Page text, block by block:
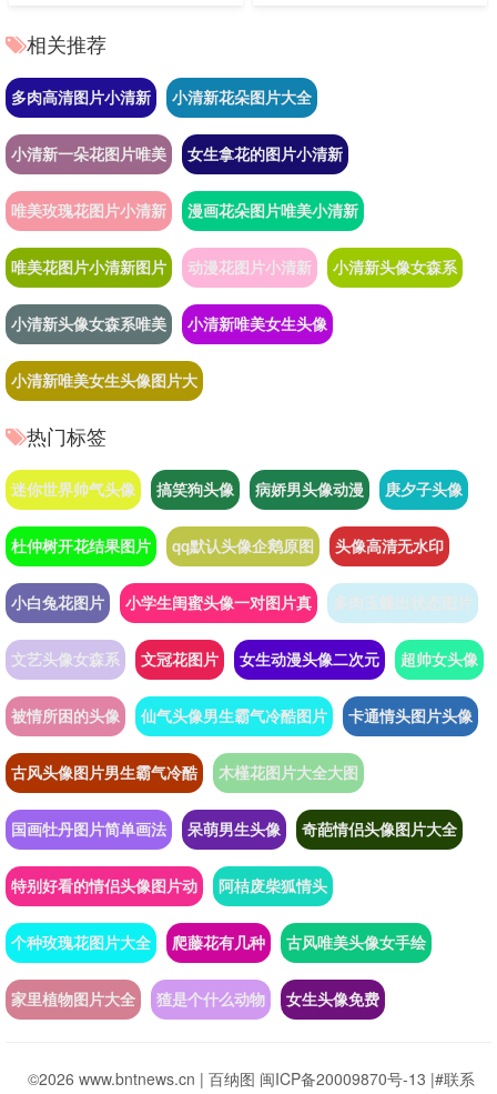
相关推荐
多肉高清图片小清新 小清新花朵图片大全
小清新一朵花图片唯美 女生拿花的图片小清新
唯美玫瑰花图片小清新 漫画花朵图片唯美小清新
唯美花图片小清新图片 动漫花图片小清新 小清新头像女森系
小清新头像女森系唯美 小清新唯美女生头像
小清新唯美女生头像图片大
热门标签
迷你世界帅气头像 搞笑狗头像 病娇男头像动漫 庚夕子头像
杜仲树开花结果图片 qq默认头像企鹅原图 头像高清无水印
小白兔花图片 小学生闺蜜头像一对图片真 多肉玉蝶出状态图片
文艺头像女森系 文冠花图片 女生动漫头像二次元 超帅女头像
被情所困的头像 仙气头像男生霸气冷酷图片 卡通情头图片头像
古风头像图片男生霸气冷酷 木槿花图片大全大图
国画牡丹图片简单画法 呆萌男生头像 奇葩情侣头像图片大全
特别好看的情侣头像图片动 阿桔废柴狐情头
个种玫瑰花图片大全 爬藤花有几种 古风唯美头像女手绘
家里植物图片大全 猹是个什么动物 女生头像免费
©2026 www.bntnews.cn | 百纳图 闽ICP备20009870号-13 |#联系